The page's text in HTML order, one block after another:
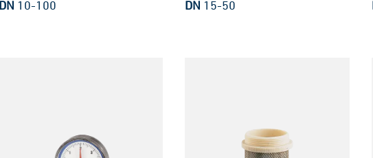
DN 10-100 DN 15-50